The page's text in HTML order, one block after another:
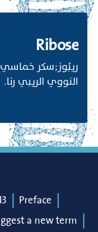
Ribose
ريبُوز;سكر
النووي الريبي رنا.
Preface
a new term